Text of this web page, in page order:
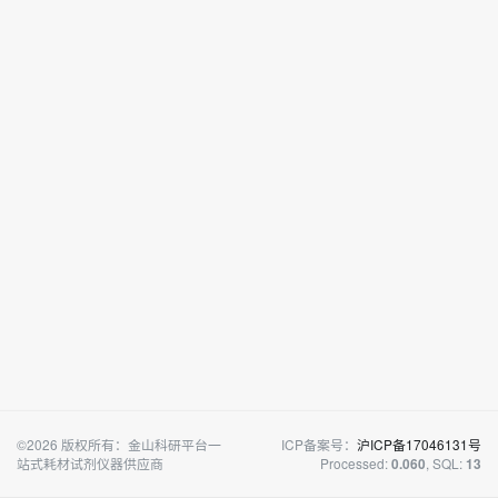
©2026 版权所有：金山科研平台一
站式耗材试剂仪器供应商
ICP备案号： 沪ICP备17046131号
Processed:0.060, SQL: 13